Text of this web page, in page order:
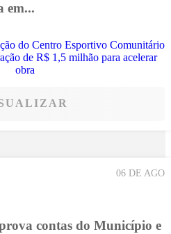
em...
06 DE AGO
contas do Município e